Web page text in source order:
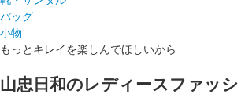
バッグ
小物
もっとキレイを楽しんでほしいから
山忠日和のレディースファッ